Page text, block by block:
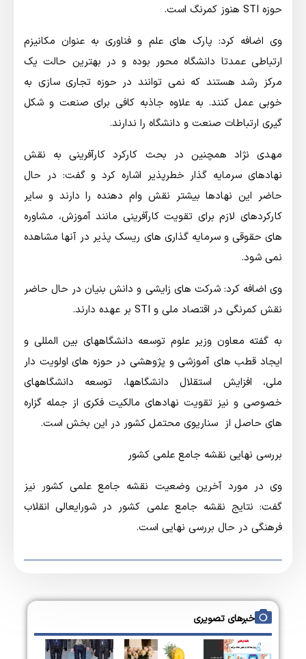
حوزه STI هنوز کمرنگ است.
وی اضافه کرد: پارک های علم و فناوری به عنوان مکانیزم
ارتباطی عمدتا دانشگاه محور بوده و در بهترین حالت یک
مرکز رشد هستند که نمی توانند در حوزه تجاری سازی به
خوبی عمل کنند. به علاوه جاذبه کافی برای صنعت و شکل
گیری ارتباطات صنعت و دانشگاه را ندارند.
مهدی نژاد همچنین در بحث کارکرد کارآفرینی به نقش
نهادهای سرمایه گذار خطرپذیر اشاره کرد و گفت: در حال
حاضر این نهادها بیشتر نقش وام دهنده را دارند و سایر
کارکردهای لازم برای تقویت کارآفرینی مانند آموزش، مشاوره
های حقوقی و سرمایه گذاری های ریسک پذیر در آنها مشاهده
نمی شود.
وی اضافه کرد: شرکت های زایشی و دانش بنیان در حال حاضر
نقش کمرنگی در اقتصاد ملی و STI بر عهده دارند.
به گفته معاون وزیر علوم توسعه دانشگاههای بین المللی و
ایجاد قطب های آموزشی و پژوهشی در حوزه های اولویت دار
ملی، افزایش استقلال دانشگاهها، توسعه دانشگاههای
خصوصی و نیز تقویت نهادهای مالکیت فکری از جمله گزاره
های حاصل از سناریوی محتمل کشور در این بخش است.
بررسی نهایی نقشه جامع علمی کشور
وی در مورد آخرین وضعیت نقشه جامع علمی کشور نیز
گفت: نتایج نقشه جامع علمی کشور در شورایعالی انقلاب
فرهنگی در حال بررسی نهایی است.
خبرهای تصویری